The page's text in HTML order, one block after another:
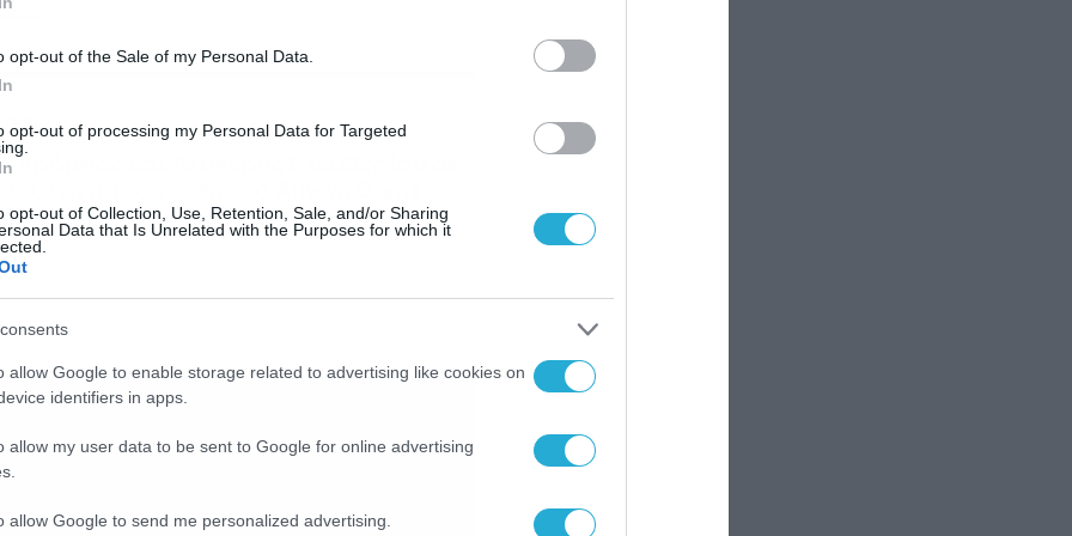
opt-out of the Sale of my Personal Data.
opt-out of processing my Personal Data for Targeted
opt-out of Collection, Use, Retention, Sale, and/or Sharing
Data that Is Unrelated with the Purposes for which it
allow Google to enable storage related to advertising like cookies on
identifiers in apps.
allow my user data to be sent to Google for online advertising
allow Google to send me personalized advertising.
Κρόμπας και Λευτέρης Ελευθερίου σε